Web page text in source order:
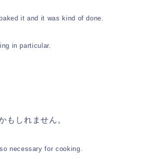
it and it was kind of done.
in particular.
もしれません。
necessary for cooking.